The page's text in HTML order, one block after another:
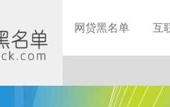
网贷黑名单 互